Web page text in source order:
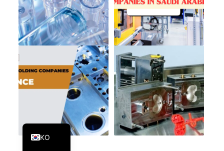
KO
FR
DE
NL
PL
TR